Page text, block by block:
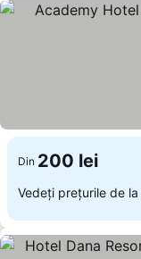
Din 200 lei
Vedeți prețurile de la